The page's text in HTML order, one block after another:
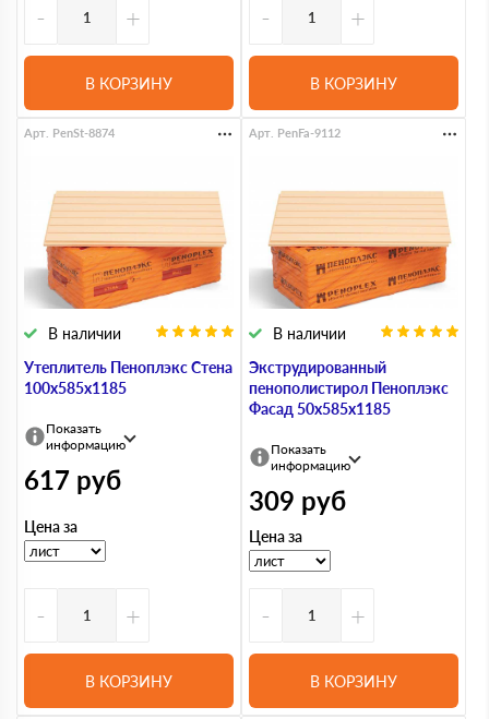
- +
В КОРЗИНУ
- +
В КОРЗИНУ
Утеплитель Пеноплэкс Стена
100х585х1185
В наличии
Арт. PenSt-8874
Показать
информацию
617 руб
Цена за
- +
В КОРЗИНУ
Экструдированный
пенополистирол Пеноплэкс
Фасад 50х585х1185
В наличии
Арт. PenFa-9112
Показать
информацию
309 руб
Цена за
- +
В КОРЗИНУ